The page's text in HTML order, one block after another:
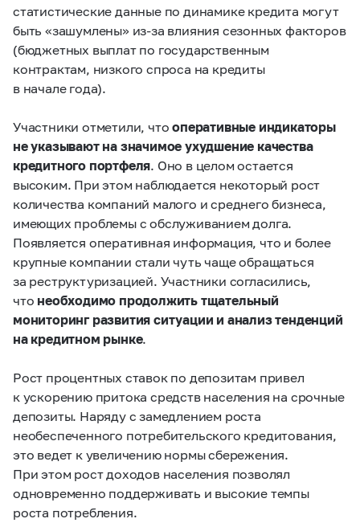
статистические данные по динамике кредита могут
быть «зашумлены» из‑за влияния сезонных факторов
(бюджетных выплат по государственным
контрактам, низкого спроса на кредиты
в начале года).
Участники отметили, чтооперативные индикаторы
не указывают на значимое ухудшение качества
кредитного портфеля. Оно в целом остается
высоким. При этом наблюдается некоторый рост
количества компаний малого и среднего бизнеса,
имеющих проблемы с обслуживанием долга.
Появляется оперативная информация, что и более
крупные компании стали чуть чаще обращаться
за реструктуризацией. Участники согласились,
что необходимо продолжить тщательный
мониторинг развития ситуации и анализ тенденций
на кредитном рынке.
Рост процентных ставок по депозитам привел
к ускорению притока средств населения на срочные
депозиты. Наряду с замедлением роста
необеспеченного потребительского кредитования,
это ведет к увеличению нормы сбережения.
При этом рост доходов населения позволял
одновременно поддерживать и высокие темпы
роста потребления.